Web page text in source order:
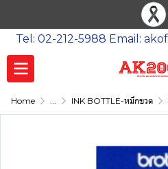
Tel: 02-212-5988 Email:
Home ... INK BOTTLE-หมึกขวด